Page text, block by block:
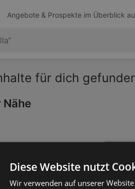
Angebote & Prospekte im Überblick
für dich
Diese Website nutzt
Wir verwenden auf unserer